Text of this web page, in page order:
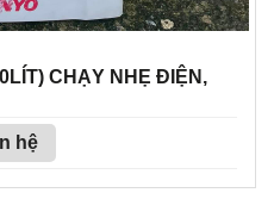
CHẠY NHẸ ĐIỆN,
hệ